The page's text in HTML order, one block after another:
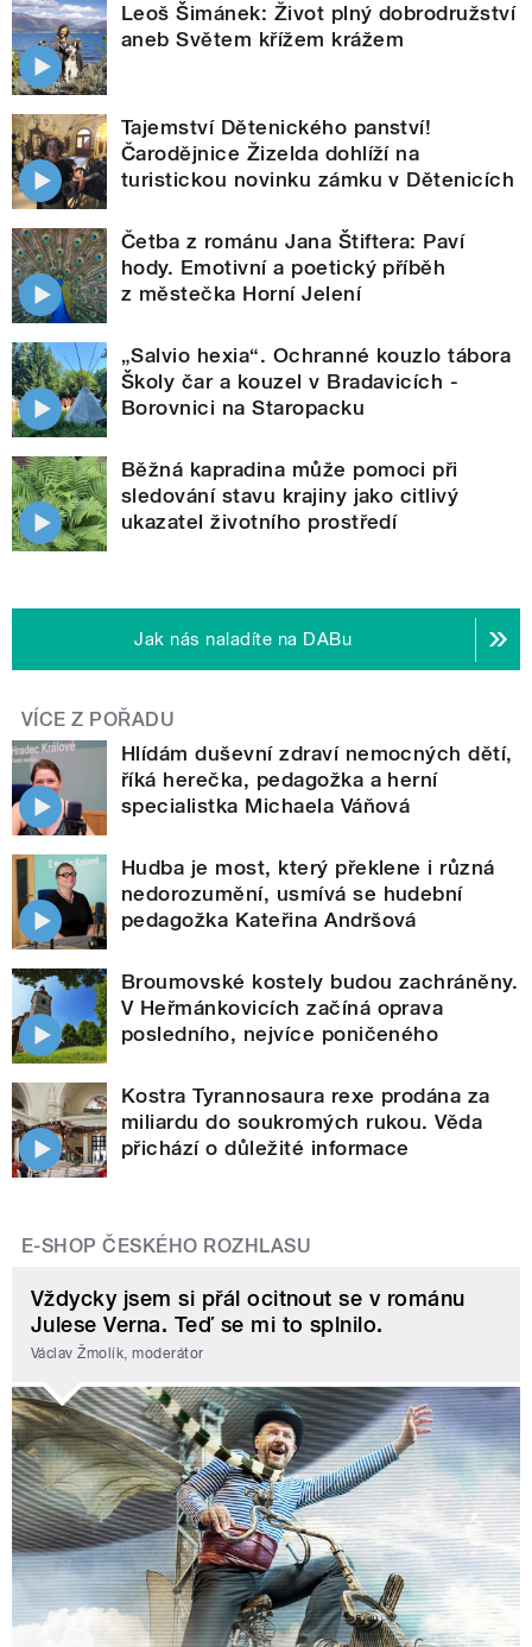
Leoš Šimánek: Život plný dobrodružství
aneb Světem křížem krážem
Tajemství Dětenického panství!
Čarodějnice Žizelda dohlíží na
turistickou novinku zámku v Dětenicích
Četba z románu Jana Štiftera: Paví
hody. Emotivní a poetický příběh
z městečka Horní Jelení
„Salvio hexia“. Ochranné kouzlo tábora
Školy čar a kouzel v Bradavicích -
Borovnici na Staropacku
Běžná kapradina může pomoci při
sledování stavu krajiny jako citlivý
ukazatel životního prostředí
Jak nás naladíte na DABu
VÍCE Z POŘADU
Hlídám duševní zdraví nemocných dětí,
říká herečka, pedagožka a herní
specialistka Michaela Váňová
Hudba je most, který překlene i různá
nedorozumění, usmívá se hudební
pedagožka Kateřina Andršová
Broumovské kostely budou zachráněny.
V Heřmánkovicích začíná oprava
posledního, nejvíce poničeného
Kostra Tyrannosaura rexe prodána za
miliardu do soukromých rukou. Věda
přichází o důležité informace
E-SHOP ČESKÉHO ROZHLASU
Vždycky jsem si přál ocitnout se v románu
Julese Verna. Teď se mi to splnilo.
Václav Žmolík, moderátor